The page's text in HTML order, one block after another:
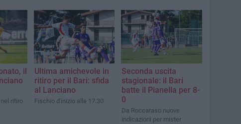
il
ritiro
Ultima amichevole in
ritiro per il Bari: sfida
al Lanciano
Fischio d'inizio alle 17.30
Seconda uscita
stagionale: il Bari
batte il Pianella per 8-
0
Da Roccaraso nuove
indicazioni per mister